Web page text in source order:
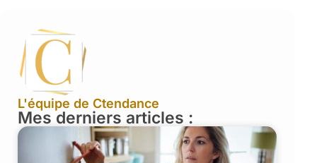
L'équipe de Ctendance
Mes derniers articles :